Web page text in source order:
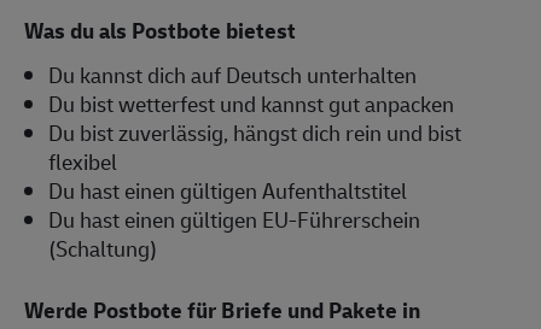
Was du als Postbote bietest
Du kannst dich auf Deutsch unterhalten
Du bist wetterfest und kannst gut anpacken
Du bist zuverlässig, hängst dich rein und bist
flexibel
Du hast einen gültigen Aufenthaltstitel
Du hast einen gültigen EU-Führerschein
(Schaltung)
Werde Postbote für Briefe und Pakete in